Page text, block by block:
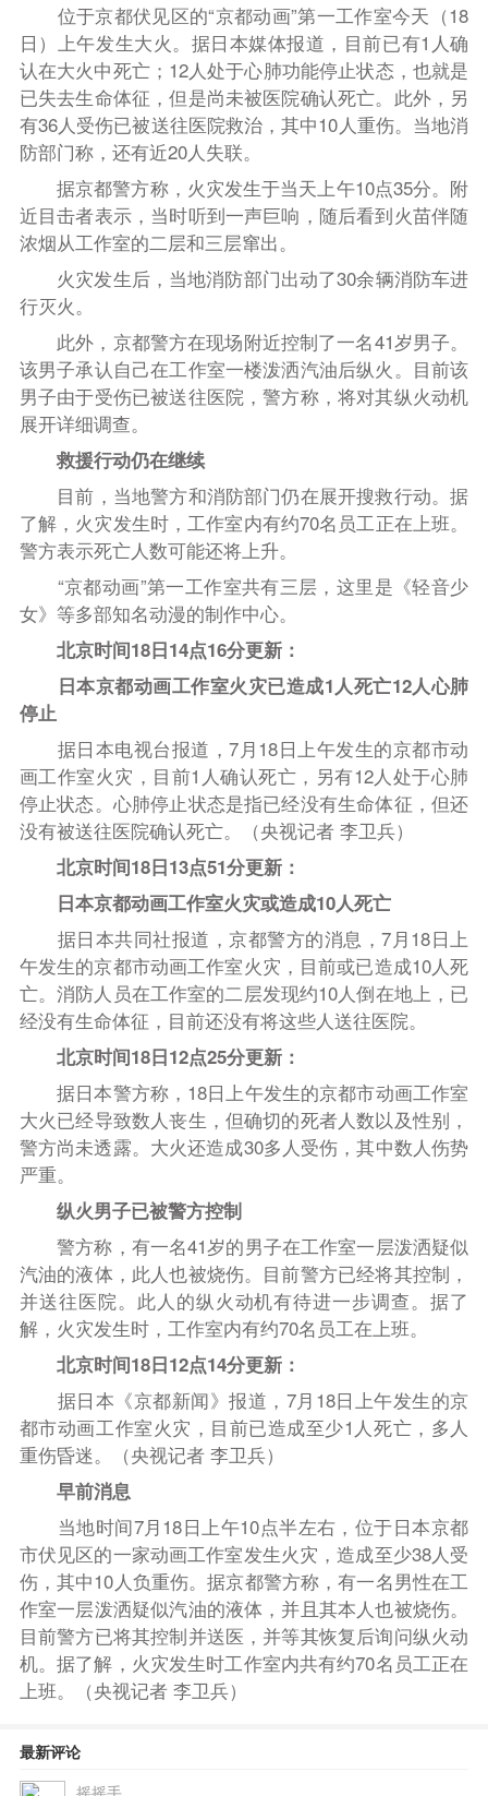
位于京都伏见区的“京都动画”第一工作室今天（18
日）上午发生大火。据日本媒体报道，目前已有1人确
认在大火中死亡；12人处于心肺功能停止状态，也就是
已失去生命体征，但是尚未被医院确认死亡。此外，另
有36人受伤已被送往医院救治，其中10人重伤。当地消
防部门称，还有近20人失联。
据京都警方称，火灾发生于当天上午10点35分。附
近目击者表示，当时听到一声巨响，随后看到火苗伴随
浓烟从工作室的二层和三层窜出。
火灾发生后，当地消防部门出动了30余辆消防车进
行灭火。
此外，京都警方在现场附近控制了一名41岁男子。
该男子承认自己在工作室一楼泼洒汽油后纵火。目前该
男子由于受伤已被送往医院，警方称，将对其纵火动机
展开详细调查。
救援行动仍在继续
目前，当地警方和消防部门仍在展开搜救行动。据
了解，火灾发生时，工作室内有约70名员工正在上班。
警方表示死亡人数可能还将上升。
“京都动画”第一工作室共有三层，这里是《轻音少
女》等多部知名动漫的制作中心。
北京时间18日14点16分更新：
日本京都动画工作室火灾已造成1人死亡12人心肺
停止
据日本电视台报道，7月18日上午发生的京都市动
画工作室火灾，目前1人确认死亡，另有12人处于心肺
停止状态。心肺停止状态是指已经没有生命体征，但还
没有被送往医院确认死亡。（央视记者 李卫兵）
北京时间18日13点51分更新：
日本京都动画工作室火灾或造成10人死亡
据日本共同社报道，京都警方的消息，7月18日上
午发生的京都市动画工作室火灾，目前或已造成10人死
亡。消防人员在工作室的二层发现约10人倒在地上，已
经没有生命体征，目前还没有将这些人送往医院。
北京时间18日12点25分更新：
据日本警方称，18日上午发生的京都市动画工作室
大火已经导致数人丧生，但确切的死者人数以及性别，
警方尚未透露。大火还造成30多人受伤，其中数人伤势
严重。
纵火男子已被警方控制
警方称，有一名41岁的男子在工作室一层泼洒疑似
汽油的液体，此人也被烧伤。目前警方已经将其控制，
并送往医院。此人的纵火动机有待进一步调查。据了
解，火灾发生时，工作室内有约70名员工在上班。
北京时间18日12点14分更新：
据日本《京都新闻》报道，7月18日上午发生的京
都市动画工作室火灾，目前已造成至少1人死亡，多人
重伤昏迷。（央视记者 李卫兵）
早前消息
当地时间7月18日上午10点半左右，位于日本京都
市伏见区的一家动画工作室发生火灾，造成至少38人受
伤，其中10人负重伤。据京都警方称，有一名男性在工
作室一层泼洒疑似汽油的液体，并且其本人也被烧伤。
目前警方已将其控制并送医，并等其恢复后询问纵火动
机。据了解，火灾发生时工作室内共有约70名员工正在
上班。（央视记者 李卫兵）
最新评论
摇摇手